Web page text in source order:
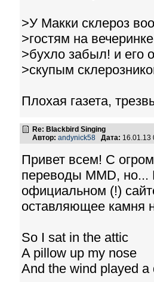
>У Макки склероз
>гостям на
>бухло забыл! и его
>скупым
Плохая газета,
Re: Blackbird Singing
Автор: andynick58 Дата:
Привет всем! С
переводы MMD, но...
официальном (!)
оставляющее камня
So I sat in the attic
A pillow up my nose
And the wind played